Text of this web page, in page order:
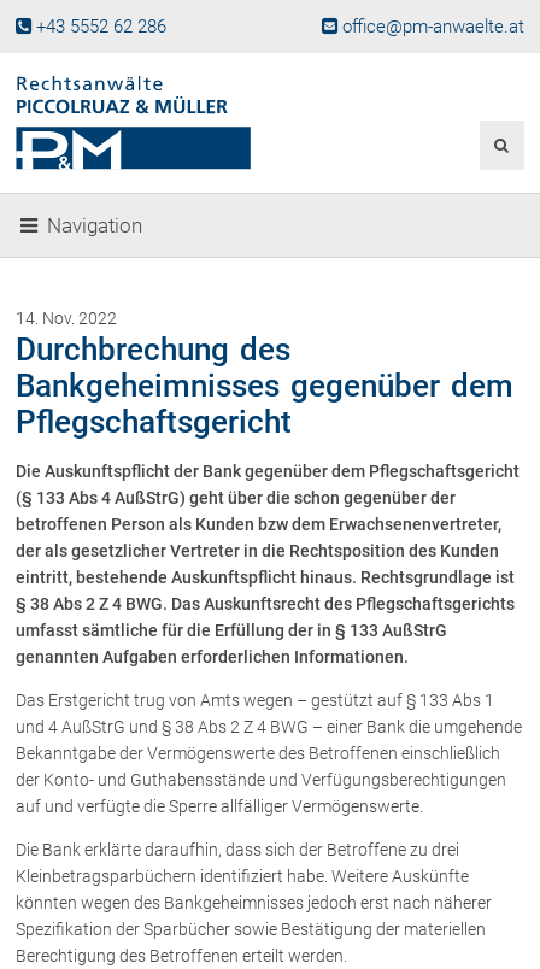
+43 5552 62 286 office@pm-anwaelte.at
Fachgebiete
Gesellschaftsgründung &
Beteiligungen
Immobilienrecht, Bauträgerrecht
Ferienimmobilien in Vorarlberg
Erbrecht
Familienrecht und Scheidungen
Prozessführung und
Schiedsgerichtsbarkeit
Skiunfälle in Österreich
Über uns
Kanzleiteam
Download
Die Österreichischen Rechtsanwälte
Dr. Stefan Müller
Dr. Petra Piccolruaz
Mag. Patrick Piccolruaz
Navigation
14. Nov. 2022
Durchbrechung des
Bankgeheimnisses gegenüber dem
Pflegschaftsgericht
Die Auskunftspflicht der Bank gegenüber dem Pflegschaftsgericht
(§ 133 Abs 4 AußStrG) geht über die schon gegenüber der
betroffenen Person als Kunden bzw dem Erwachsenenvertreter,
der als gesetzlicher Vertreter in die Rechtsposition des Kunden
eintritt, bestehende Auskunftspflicht hinaus. Rechtsgrundlage ist
§ 38 Abs 2 Z 4 BWG. Das Auskunftsrecht des Pflegschaftsgerichts
umfasst sämtliche für die Erfüllung der in § 133 AußStrG
genannten Aufgaben erforderlichen Informationen.
Das Erstgericht trug von Amts wegen – gestützt auf § 133 Abs 1
und 4 AußStrG und § 38 Abs 2 Z 4 BWG – einer Bank die umgehende
Bekanntgabe der Vermögenswerte des Betroffenen einschließlich
der Konto- und Guthabensstände und Verfügungsberechtigungen
auf und verfügte die Sperre allfälliger Vermögenswerte.
Die Bank erklärte daraufhin, dass sich der Betroffene zu drei
Kleinbetragsparbüchern identifiziert habe. Weitere Auskünfte
könnten wegen des Bankgeheimnisses jedoch erst nach näherer
Spezifikation der Sparbücher sowie Bestätigung der materiellen
Berechtigung des Betroffenen erteilt werden.